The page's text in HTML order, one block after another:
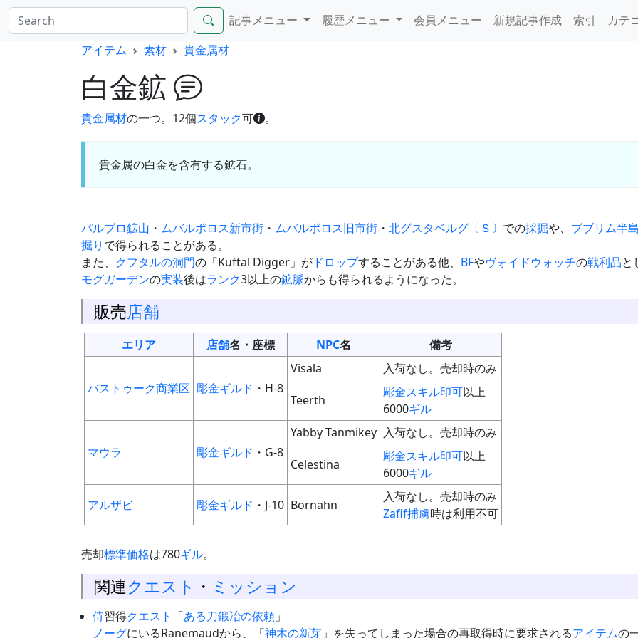
記事メニュー 履歴メニュー 会員メニュー 新規記事作成 索引
カテ
アイテム
素材 貴金属材
白金鉱
貴金属材の一つ。12個スタック可 。
貴金属の白金を含有する鉱石。
パルブロ鉱山 ・ ムバルポロス新市街 ・ ムバルポロス旧市街 ・ 北グスタベルグ〔Ｓ〕 での採掘や、 ブブリム半
掘り で得られることがある。
また、 クフタルの洞門の「Kuftal Digger」が ドロップすることがある他、 BFやヴォイドウォッチの戦利品と
モグガーデンの実装後はランク3以上の鉱脈からも得られるようになった。
販売店舗
エリア 店舗名・座標 NPC名 備考
バストゥーク商業区 彫金ギルド ・H-8
Visala 入荷なし。売却時のみ
Teerth
彫金スキル印可以上
6000ギル
マウラ 彫金ギルド ・G-8
Yabby Tanmikey 入荷なし。売却時のみ
Celestina
彫金スキル印可以上
6000ギル
アルザビ 彫金ギルド ・J-10 Bornahn
入荷なし。売却時のみ
Zafif捕虜時は利用不可
売却標準価格は780ギル。
関連クエスト ・ ミッション
侍習得クエスト 「ある刀鍛冶の依頼 」
ノーグにいるRanemaudから、「神木の新芽 」を失ってしまった場合の再取得時に要求されるアイテムの